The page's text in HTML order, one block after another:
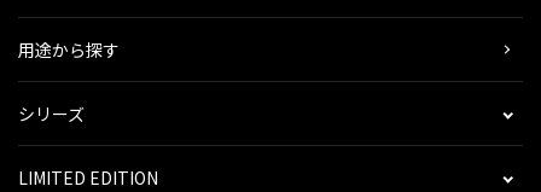
用途から探す
シリーズ
LIMITED EDITION